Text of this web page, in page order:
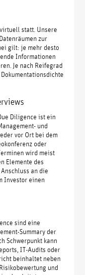
statt. Unsere
zur
gilt: je mehr desto
Informationen
Je nach Reifegrad
Diligence ist ein
und
vor Ort bei dem
oder
wird meist
Elemente des
an die
Investor einen
sind eine
Summary der
Schwerpunkt kann
IT-Audits oder
beinhaltet neben
und